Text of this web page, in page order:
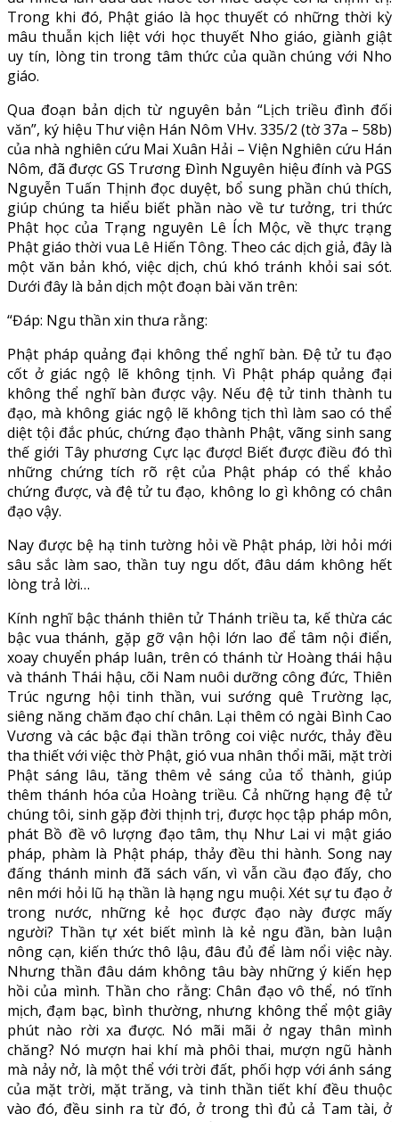
Trong khi đó, Phật giáo là học thuyết có những thời kỳ
mâu thuẫn kịch liệt với học thuyết Nho giáo, giành giật
uy tín, lòng tin trong tâm thức của quần chúng với Nho
giáo.
Qua đoạn bản dịch từ nguyên bản “Lịch triều đình đối
văn”, ký hiệu Thư viện Hán Nôm VHv. 335/2 (tờ 37a – 58b)
của nhà nghiên cứu Mai Xuân Hải – Viện Nghiên cứu Hán
Nôm, đã được GS Trương Đình Nguyên hiệu đính và PGS
Nguyễn Tuấn Thịnh đọc duyệt, bổ sung phần chú thích,
giúp chúng ta hiểu biết phần nào về tư tưởng, tri thức
Phật học của Trạng nguyên Lê Ích Mộc, về thực trạng
Phật giáo thời vua Lê Hiến Tông. Theo các dịch giả, đây là
một văn bản khó, việc dịch, chú khó tránh khỏi sai sót.
Dưới đây là bản dịch một đoạn bài văn trên:
“Đáp: Ngu thần xin thưa rằng:
Phật pháp quảng đại không thể nghĩ bàn. Đệ tử tu đạo
cốt ở giác ngộ lẽ không tịnh. Vì Phật pháp quảng đại
không thể nghĩ bàn được vậy. Nếu đệ tử tinh thành tu
đạo, mà không giác ngộ lẽ không tịch thì làm sao có thể
diệt tội đắc phúc, chứng đạo thành Phật, vãng sinh sang
thế giới Tây phương Cực lạc được! Biết được điều đó thì
những chứng tích rõ rệt của Phật pháp có thể khảo
chứng được, và đệ tử tu đạo, không lo gì không có chân
đạo vậy.
Nay được bệ hạ tinh tường hỏi về Phật pháp, lời hỏi mới
sâu sắc làm sao, thần tuy ngu dốt, đâu dám không hết
lòng trả lời…
Kính nghĩ bậc thánh thiên tử Thánh triều ta, kế thừa các
bậc vua thánh, gặp gỡ vận hội lớn lao để tâm nội điển,
xoay chuyển pháp luân, trên có thánh từ Hoàng thái hậu
và thánh Thái hậu, cõi Nam nuôi dưỡng công đức, Thiên
Trúc ngưng hội tinh thần, vui sướng quê Trường lạc,
siêng năng chăm đạo chí chân. Lại thêm có ngài Bình Cao
Vương và các bậc đại thần trông coi việc nước, thảy đều
tha thiết với việc thờ Phật, gió vua nhân thổi mãi, mặt trời
Phật sáng lâu, tăng thêm vẻ sáng của tổ thành, giúp
thêm thánh hóa của Hoàng triều. Cả những hạng đệ tử
chúng tôi, sinh gặp đời thịnh trị, được học tập pháp môn,
phát Bồ đề vô lượng đạo tâm, thụ Như Lai vi mật giáo
pháp, phàm là Phật pháp, thảy đều thi hành. Song nay
đấng thánh minh đã sách vấn, vì vẫn cầu đạo đấy, cho
nên mới hỏi lũ hạ thần là hạng ngu muội. Xét sự tu đạo ở
trong nước, những kẻ học được đạo này được mấy
người? Thần tự xét biết mình là kẻ ngu đần, bàn luận
nông cạn, kiến thức thô lậu, đâu đủ để làm nổi việc này.
Nhưng thần đâu dám không tâu bày những ý kiến hẹp
hồi của mình. Thần cho rằng: Chân đạo vô thể, nó tĩnh
mịch, đạm bạc, bình thường, nhưng không thể một giây
phút nào rời xa được. Nó mãi mãi ở ngay thân mình
chăng? Nó mượn hai khí mà phôi thai, mượn ngũ hành
mà nảy nở, là một thể với trời đất, phối hợp với ánh sáng
của mặt trời, mặt trăng, và tinh thần tiết khí đều thuộc
vào đó, đều sinh ra từ đó, ở trong thì đủ cả Tam tài, ở